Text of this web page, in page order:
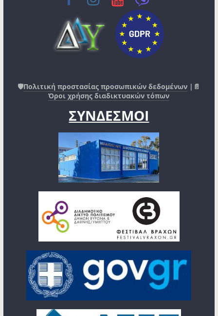
🛡️Πολιτική προστασίας προσωπικών δεδομένων |📄
Όροι χρήσης διαδικτυακών τόπων
ΣΥΝΔΕΣΜΟΙ